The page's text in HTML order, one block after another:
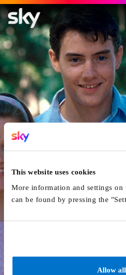
This website uses cookies
More information and settings on
can be found by pressing the
Allow all
Der Mann Im